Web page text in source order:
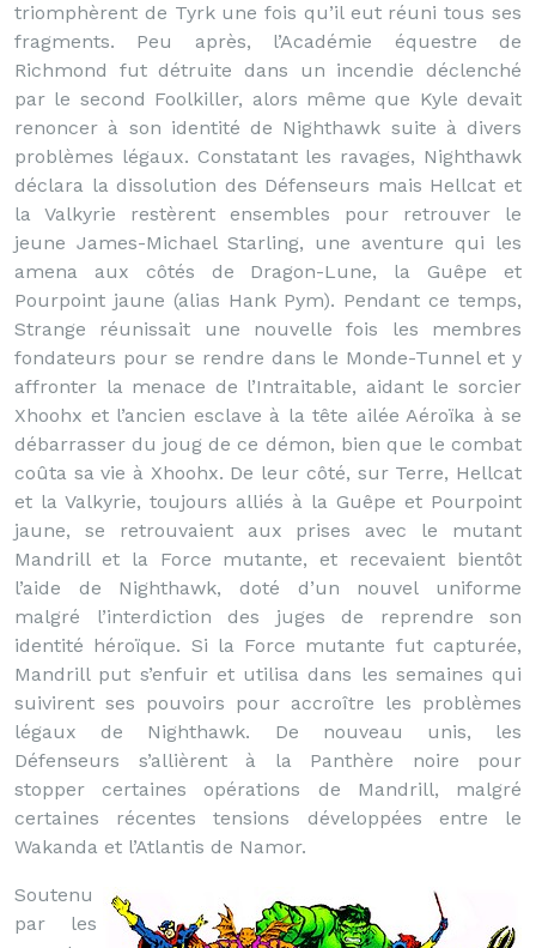
triomphèrent de Tyrk une fois qu’il eut réuni tous ses
fragments. Peu après, l’Académie équestre de
Richmond fut détruite dans un incendie déclenché
par le second Foolkiller, alors même que Kyle devait
renoncer à son identité de Nighthawk suite à divers
problèmes légaux. Constatant les ravages, Nighthawk
déclara la dissolution des Défenseurs mais Hellcat et
la Valkyrie restèrent ensembles pour retrouver le
jeune James-Michael Starling, une aventure qui les
amena aux côtés de Dragon-Lune, la Guêpe et
Pourpoint jaune (alias Hank Pym). Pendant ce temps,
Strange réunissait une nouvelle fois les membres
fondateurs pour se rendre dans le Monde-Tunnel et y
affronter la menace de l’Intraitable, aidant le sorcier
Xhoohx et l’ancien esclave à la tête ailée Aéroïka à se
débarrasser du joug de ce démon, bien que le combat
coûta sa vie à Xhoohx. De leur côté, sur Terre, Hellcat
et la Valkyrie, toujours alliés à la Guêpe et Pourpoint
jaune, se retrouvaient aux prises avec le mutant
Mandrill et la Force mutante, et recevaient bientôt
l’aide de Nighthawk, doté d’un nouvel uniforme
malgré l’interdiction des juges de reprendre son
identité héroïque. Si la Force mutante fut capturée,
Mandrill put s’enfuir et utilisa dans les semaines qui
suivirent ses pouvoirs pour accroître les problèmes
légaux de Nighthawk. De nouveau unis, les
Défenseurs s’allièrent à la Panthère noire pour
stopper certaines opérations de Mandrill, malgré
certaines récentes tensions développées entre le
Wakanda et l’Atlantis de Namor.
Soutenu
par les